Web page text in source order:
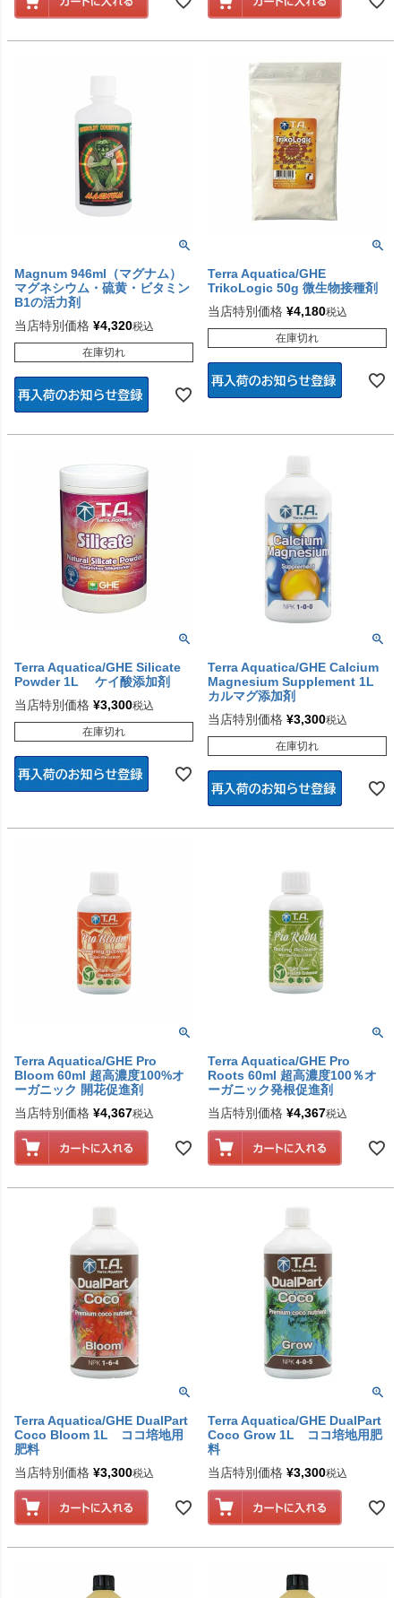
Magnum 946ml（マグナム）
マグネシウム・硫黄・ビタミン
B1の活力剤
当店特別価格 ¥4,320税込
在庫切れ
Terra Aquatica/GHE
TrikoLogic 50g 微生物接種剤
当店特別価格 ¥4,180税込
在庫切れ
Terra Aquatica/GHE Silicate
Powder 1L ケイ酸添加剤
当店特別価格 ¥3,300税込
在庫切れ
Terra Aquatica/GHE Calcium
Magnesium Supplement 1L
カルマグ添加剤
当店特別価格 ¥3,300税込
在庫切れ
Terra Aquatica/GHE Pro
Bloom 60ml 超高濃度100%オ
ーガニック 開花促進剤
当店特別価格 ¥4,367税込
Terra Aquatica/GHE Pro
Roots 60ml 超高濃度100％オ
ーガニック発根促進剤
当店特別価格 ¥4,367税込
Terra Aquatica/GHE DualPart
Coco Bloom 1L ココ培地用
肥料
当店特別価格 ¥3,300税込
Terra Aquatica/GHE DualPart
Coco Grow 1L ココ培地用肥
料
当店特別価格 ¥3,300税込